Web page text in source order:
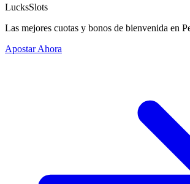
LucksSlots
Las mejores cuotas y bonos de bienvenida en
Apostar Ahora